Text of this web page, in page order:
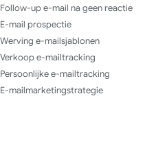
Follow-up e-mail na geen reactie
E-mail prospectie
Werving e-mailsjablonen
Verkoop e-mailtracking
Persoonlijke e-mailtracking
E-mailmarketingstrategie